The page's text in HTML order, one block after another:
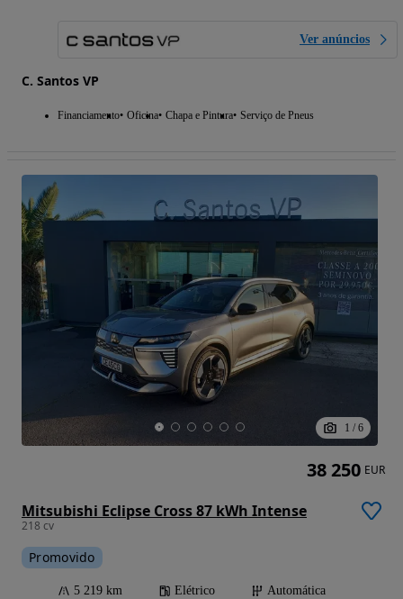
Ver anúncios
C. Santos VP
Financiamento Oficina Chapa e Pintura Serviço de Pneus
1 / 6
Mitsubishi Eclipse Cross 87 kWh Intense
218 cv
Promovido
5 219 km Elétrico
Automática
38 250 EUR